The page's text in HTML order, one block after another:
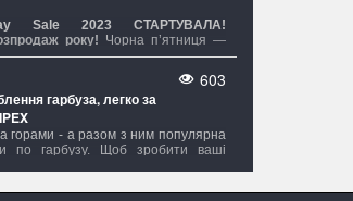
Sale 2023 СТАРТУВAЛА!
року! Чорна п’ятниця —
року, який пройде з 23.11.23
Evroinstrument.com. На вас
на всі товари. Чорна п’ятниця —
зробити бажану покупку зі
незалежно від суми покупки.
603
гарбуза, легко за
горами - а разом з ним популярна
по гарбузу. Щоб зробити ваші
ніж, але також і Складний ніж